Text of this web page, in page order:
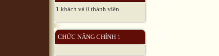
1 khách và 0 thành viên
CHỨC NĂNG CHÍNH 1